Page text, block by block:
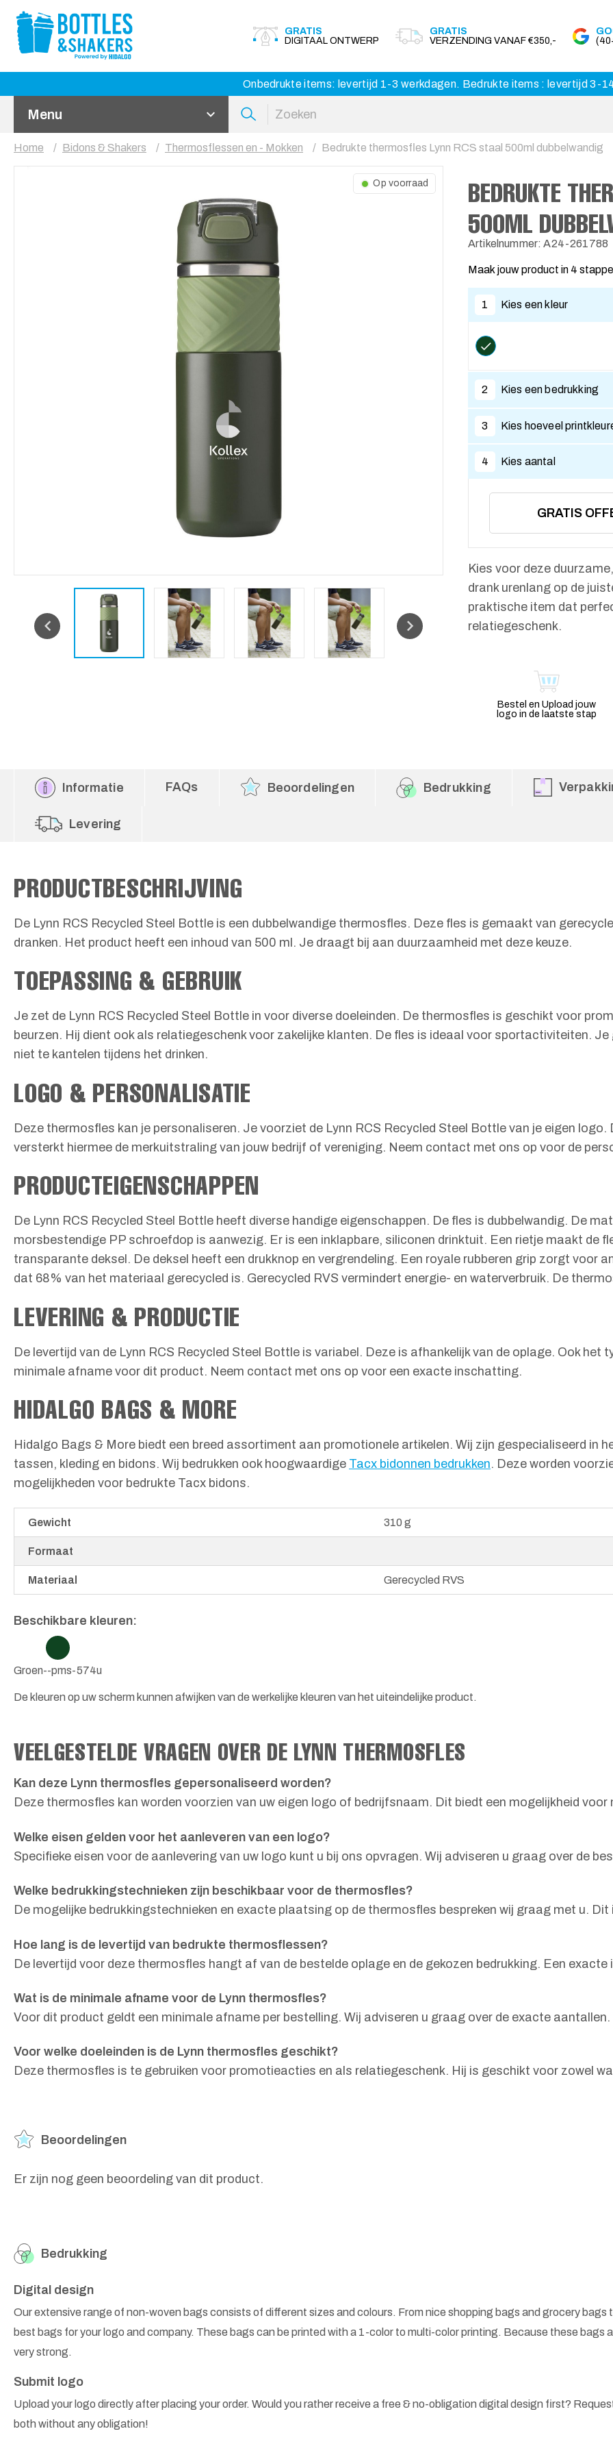
GRATIS
DIGITAAL ONTWERP
GRATIS
VERZENDING VANAF €350,-
Onbedrukte items: levertijd 1-3 werkdagen. Bedrukte items : levertijd 3-
Menu
Home Bidons & Shakers Thermosflessen en - Mokken Bedrukte thermosfles Lynn RCS staal 500ml dubbelwandig
Op voorraad
BEDRUKTE
500ML
Artikelnummer: A24-261788
Maak jouw product in 4
1 Kies een kleur
2 Kies een bedrukking
3 Kies hoeveel
4 Kies aantal
GRATIS
Kies voor deze
drank urenlang op de
praktische item dat
relatiegeschenk.
Bestel en Upload jouw
logo in de laatste stap
Informatie FAQs Beoordelingen Bedrukking
Levering
PRODUCTBESCHRIJVING
De Lynn RCS Recycled Steel Bottle is een dubbelwandige thermosfles. Deze fles is gemaakt van
dranken. Het product heeft een inhoud van 500 ml. Je draagt bij aan duurzaamheid met deze keuze.
TOEPASSING & GEBRUIK
Je zet de Lynn RCS Recycled Steel Bottle in voor diverse doeleinden. De thermosfles is geschikt voor
beurzen. Hij dient ook als relatiegeschenk voor zakelijke klanten. De fles is ideaal voor sportactiviteiten.
niet te kantelen tijdens het drinken.
LOGO & PERSONALISATIE
Deze thermosfles kan je personaliseren. Je voorziet de Lynn RCS Recycled Steel Bottle van je eigen
versterkt hiermee de merkuitstraling van jouw bedrijf of vereniging. Neem contact met ons op voor de
PRODUCTEIGENSCHAPPEN
De Lynn RCS Recycled Steel Bottle heeft diverse handige eigenschappen. De fles is dubbelwandig. De
morsbestendige PP schroefdop is aanwezig. Er is een inklapbare, siliconen drinktuit. Een rietje maakt de
transparante deksel. De deksel heeft een drukknop en vergrendeling. Een royale rubberen grip zorgt voor
dat 68% van het materiaal gerecycled is. Gerecycled RVS vermindert energie- en waterverbruik. De
LEVERING & PRODUCTIE
De levertijd van de Lynn RCS Recycled Steel Bottle is variabel. Deze is afhankelijk van de oplage. Ook het
minimale afname voor dit product. Neem contact met ons op voor een exacte inschatting.
HIDALGO BAGS & MORE
Hidalgo Bags & More biedt een breed assortiment aan promotionele artikelen. Wij zijn gespecialiseerd in
tassen, kleding en bidons. Wij bedrukken ook hoogwaardige Tacx bidonnen bedrukken. Deze worden
mogelijkheden voor bedrukte Tacx bidons.
Gewicht 310 g
Formaat
Materiaal Gerecycled RVS
Beschikbare kleuren:
Groen--pms-574u
De kleuren op uw scherm kunnen afwijken van de werkelijke kleuren van het uiteindelijke product.
VEELGESTELDE VRAGEN OVER DE LYNN THERMOSFLES
Kan deze Lynn thermosfles gepersonaliseerd worden?
Deze thermosfles kan worden voorzien van uw eigen logo of bedrijfsnaam. Dit biedt een mogelijkheid voor
Welke eisen gelden voor het aanleveren van een logo?
Specifieke eisen voor de aanlevering van uw logo kunt u bij ons opvragen. Wij adviseren u graag over de
Welke bedrukkingstechnieken zijn beschikbaar voor de thermosfles?
De mogelijke bedrukkingstechnieken en exacte plaatsing op de thermosfles bespreken wij graag met u.
Hoe lang is de levertijd van bedrukte thermosflessen?
De levertijd voor deze thermosfles hangt af van de bestelde oplage en de gekozen bedrukking. Een
Wat is de minimale afname voor de Lynn thermosfles?
Voor dit product geldt een minimale afname per bestelling. Wij adviseren u graag over de exacte aantallen.
Voor welke doeleinden is de Lynn thermosfles geschikt?
Deze thermosfles is te gebruiken voor promotieacties en als relatiegeschenk. Hij is geschikt voor zowel
Beoordelingen
Er zijn nog geen beoordeling van dit product.
Bedrukking
Digital design
Our extensive range of non-woven bags consists of different sizes and colours. From nice shopping bags and grocery
best bags for your logo and company. These bags can be printed with a 1-color to multi-color printing. Because these bags
very strong.
Submit logo
Upload your logo directly after placing your order. Would you rather receive a free & no-obligation digital design first?
both without any obligation!